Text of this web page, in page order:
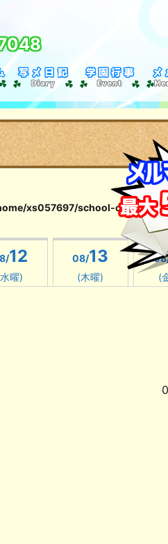
xs057697/school-
12
曜)
08/13
(木曜) (
0